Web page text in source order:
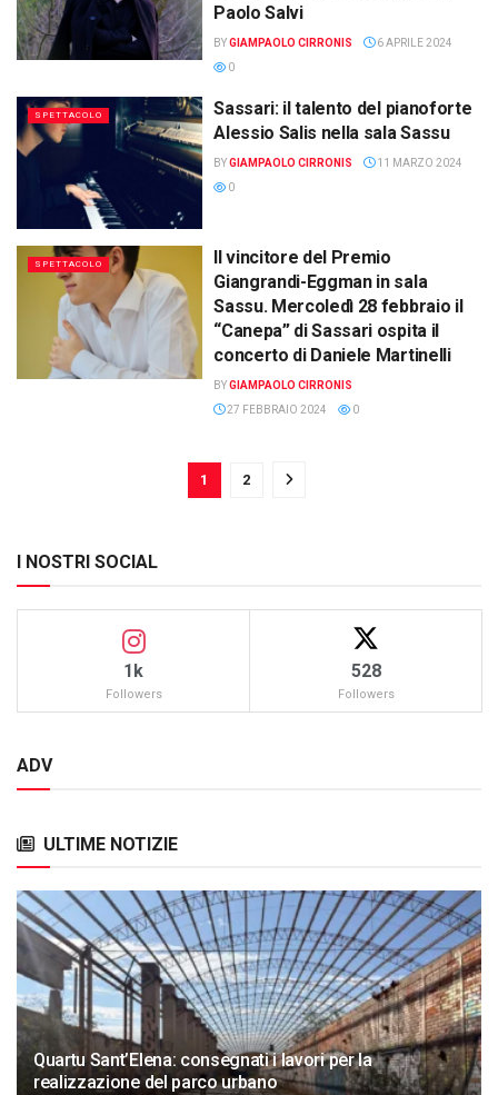
Paolo Salvi
BYGIAMPAOLO CIRRONIS
6 APRILE 2024
0
SPETTACOLO
Sassari: il talento del pianoforte
Alessio Salis nella sala Sassu
BYGIAMPAOLO CIRRONIS
11 MARZO 2024
0
SPETTACOLO
Il vincitore del Premio
Giangrandi-Eggman in sala
Sassu. Mercoledì 28 febbraio il
“Canepa” di Sassari ospita il
concerto di Daniele Martinelli
BYGIAMPAOLO CIRRONIS
27 FEBBRAIO 2024
0
1 2
I NOSTRI SOCIAL
1k
Followers
528
Followers
ADV
ULTIME NOTIZIE
Quartu Sant’Elena: consegnati i lavori per la
realizzazione del parco urbano